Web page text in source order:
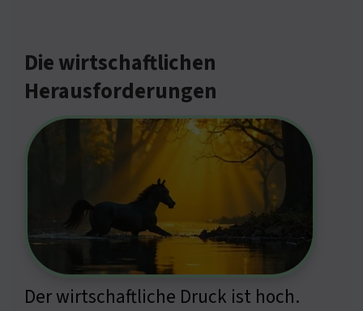
Die wirtschaftlichen
Herausforderungen
Der wirtschaftliche Druck ist hoch.